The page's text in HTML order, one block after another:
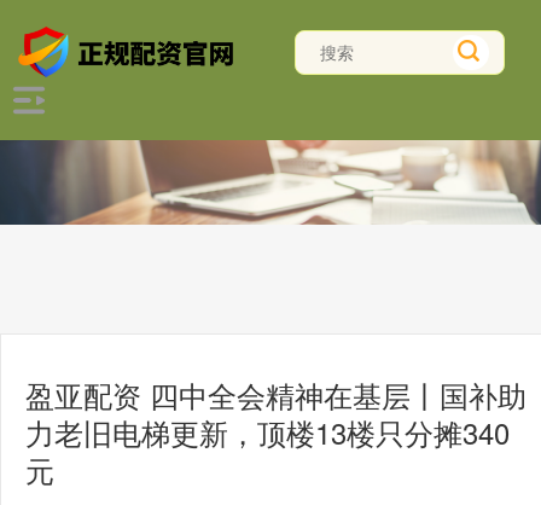
盈亚配资 四中全会精神在基层丨国补助
力老旧电梯更新，顶楼13楼只分摊340
元